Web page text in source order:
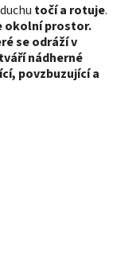
točí a rotuje.
okolní prostor.
se odráží v
nádherné
povzbuzující a